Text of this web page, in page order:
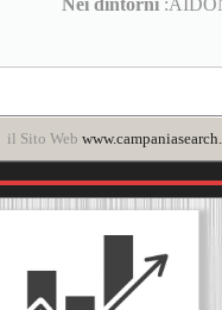
Nei dintorni
il Sito Web